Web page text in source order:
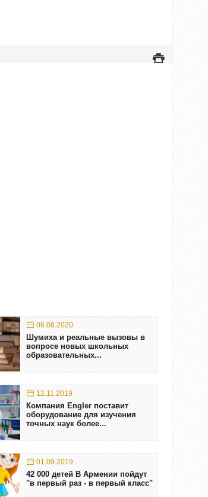
06.08.2020
Шумиха и реальные вызовы в
вопросе новых школьных
образовательных...
12.11.2019
Компания Еngler поставит
оборудование для изучения
точных наук более...
01.09.2019
42 000 детей В Армении пойдут
"в первый раз - в первый класс"